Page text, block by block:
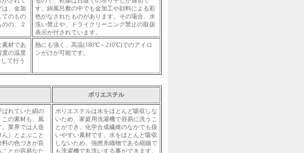
は、金加
てのもの
の、２
す。綿風呂敷の中でも金加工や顔料による彩
色がなされたものがあります。その場合、水
洗い禁止や、ドライクリーニング禁止の取扱
表示が付されています。
素材であ
度の温度
て行う
熱にも強く、高温(180℃～210℃)でのアイロ
ンがけが可能です。
ポリエステル
ばれていた絹の
この素材も、風
業界では人造
）とよぶこと
の色づきが良
ことが容易なた
ポリエステルは水をほとんど吸収しな
いため、家庭用洗濯機で容易に洗うこ
とができ、化学合成繊維のなかでも扱
いやすい素材です。水をほとんど吸収
しないため、強撚糸織物である縮緬で
も洗濯機で丸洗いする事ができます。